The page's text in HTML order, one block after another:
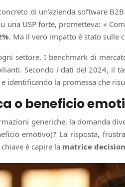
di un’azienda software
una USP forte, prometteva: «
. Ma il vero impatto è stato sulle
settore. I benchmark di
Secondo i dati del 2024, il
identificando la promessa che
o beneficio
generiche, la domanda
emotivo)? La risposta,
è capire la matrice